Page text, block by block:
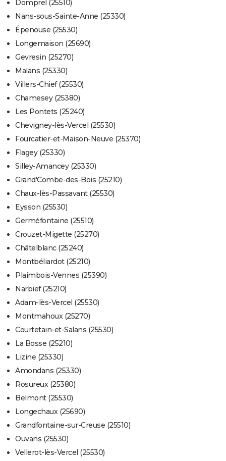
Domprel (25510)
Nans-sous-Sainte-Anne (25330)
Épenouse (25530)
Longemaison (25690)
Gevresin (25270)
Malans (25330)
Villers-Chief (25530)
Chamesey (25380)
Les Pontets (25240)
Chevigney-lès-Vercel (25530)
Fourcatier-et-Maison-Neuve (25370)
Flagey (25330)
Silley-Amancey (25330)
Grand'Combe-des-Bois (25210)
Chaux-lès-Passavant (25530)
Eysson (25530)
Germéfontaine (25510)
Crouzet-Migette (25270)
Châtelblanc (25240)
Montbéliardot (25210)
Plaimbois-Vennes (25390)
Narbief (25210)
Adam-lès-Vercel (25530)
Montmahoux (25270)
Courtetain-et-Salans (25530)
La Bosse (25210)
Lizine (25330)
Amondans (25330)
Rosureux (25380)
Belmont (25530)
Longechaux (25690)
Grandfontaine-sur-Creuse (25510)
Ouvans (25530)
Vellerot-lès-Vercel (25530)